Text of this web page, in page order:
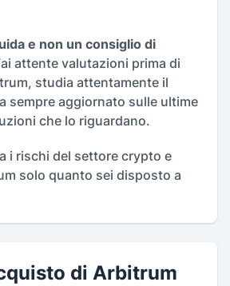
e non un consiglio di
attente valutazioni prima di
studia attentamente il
sempre aggiornato sulle ultime
che lo riguardano.
i rischi del settore crypto e
solo quanto sei disposto a
di Arbitrum